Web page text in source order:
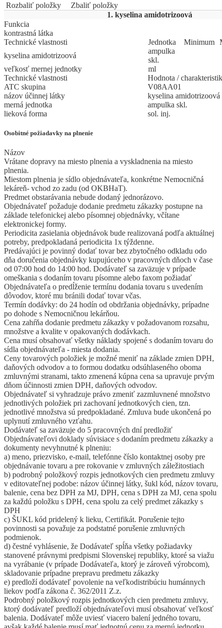
Rozbaliť položky
Zbaliť položky
1. kyselina amidotrizoová
Funkcia
kontrastná látka
Technické vlastnosti
Jed­not­ka Mi­ni­mum
kyselina amidotrizoová
ampulka
skl.
veľkosť mernej jednotky
ml
Technické vlastnosti
Hodnota /
ATC skupina
V08AA01
názov účinnej látky
kyselina amidotrizoová
merná jednotka
ampulka skl.
lieková forma
sol. inj.
Osobitné požiadavky na plnenie
Názov
Vrátane dopravy na miesto plnenia a vyskladnenia na miesto
plnenia.
Miestom plnenia je sídlo objednávateľa, konkrétne Nemocničná
lekáreň- vchod zo zadu (od OKBHaT).
Predmet obstarávania nebude dodaný jednorázovo.
Objednávateľ požaduje dodanie predmetu zákazky postupne na
základe telefonickej alebo písomnej objednávky, včítane
elektronickej formy.
Periodicita zasielania objednávok bude realizovaná podľa aktuálnej
potreby, predpokladaná periodicita 1x týždenne.
Predávajúci je povinný dodať tovar bez zbytočného odkladu odo
dňa doručenia objednávky kupujúceho v pracovných dňoch v čase
od 07:00 hod do 14:00 hod. Dodávateľ sa zaväzuje v prípade
omeškania s dodaním tovaru písomne alebo faxom požiadať
Objednávateľa o predĺženie termínu dodania tovaru s uvedením
dôvodov, ktoré mu bránili dodať tovar včas.
Termín dodávky: do 24 hodín od obdržania objednávky, prípadne
po dohode s Nemocničnou lekárňou.
Cena zahŕňa dodanie predmetu zákazky v požadovanom rozsahu,
množstve a kvalite v opakovaných dodávkach.
Cena musí obsahovať všetky náklady spojené s dodaním tovaru do
sídla objednávateľa - miesta dodania.
Ceny tovarových položiek je možné meniť na základe zmien DPH,
daňových odvodov a to formou dodatku odsúhlaseného oboma
zmluvnými stranami, takto zmenená kúpna cena sa upravuje prvým
dňom účinnosti zmien DPH, daňových odvodov.
Objednávateľ si vyhradzuje právo zmeniť zazmluvnené množstvo
jednotlivých položiek pri zachovaní jednotkových cien, tzn.
jednotlivé množstva sú predpokladané. Zmluva bude ukončená po
uplynutí zmluvného vzťahu.
Dodávateľ sa zaväzuje do 5 pracovných dní predložiť
Objednávateľovi doklady súvisiace s dodaním predmetu zákazky a
dokumenty nevyhnutné k plneniu:
a) meno, priezvisko, e-mail, telefónne číslo kontaktnej osoby pre
objednávanie tovaru a pre rokovanie v zmluvných záležitostiach
b) podrobný položkový rozpis jednotkových cien predmetu zmluvy
v editovateľnej podobe: názov účinnej látky, šukl kód, názov tovaru,
balenie, cena bez DPH za MJ, DPH, cena s DPH za MJ, cena spolu
za každú položku s DPH, cena spolu za celý predmet zákazky s
DPH
c) ŠUKL kód pridelený k lieku, Certifikát. Porušenie tejto
povinnosti sa považuje za podstatné porušenie zmluvných
podmienok.
d) čestné vyhlásenie, že Dodávateľ spĺňa všetky požiadavky
stanovené právnymi predpismi Slovenskej republiky, ktoré sa viažu
na vyrábanie (v prípade Dodávateľa, ktorý je zároveň výrobcom),
skladovanie prípadne prepravu predmetu zákazky
e) predloží dodávateľ povolenie na veľkodistribúciu humánnych
liekov podľa zákona č. 362/2011 Z.z.
Podrobný položkový rozpis jednotkových cien predmetu zmluvy,
ktorý dodávateľ predloží objednávateľovi musí obsahovať veľkosť
balenia. Dodávateľ môže uviesť viacero balení jedného tovaru,